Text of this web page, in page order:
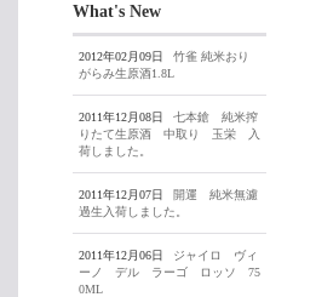
What's New
2012年02月09日
竹雀 純米おり
がらみ生原酒1.8L
2011年12月08日
七本鎗 純米搾
りたて生原酒 中取り 玉栄 入
荷しました。
2011年12月07日
開運 純米無濾
過生入荷しました。
2011年12月06日
ジャイロ ヴィ
ーノ デル ラーゴ ロッソ 75
0ML